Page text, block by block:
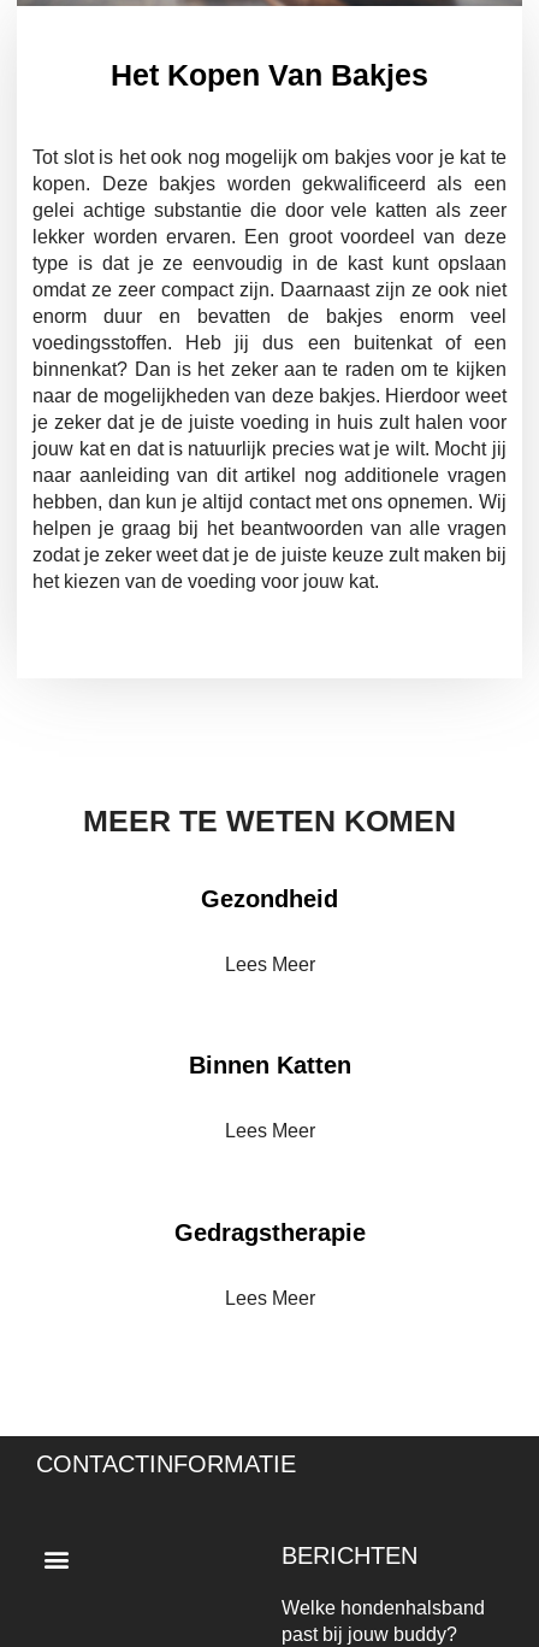
Het Kopen Van Bakjes
Tot slot is het ook nog mogelijk om bakjes voor je kat te
kopen. Deze bakjes worden gekwalificeerd als een
gelei achtige substantie die door vele katten als zeer
lekker worden ervaren. Een groot voordeel van deze
type is dat je ze eenvoudig in de kast kunt opslaan
omdat ze zeer compact zijn. Daarnaast zijn ze ook niet
enorm duur en bevatten de bakjes enorm veel
voedingsstoffen. Heb jij dus een buitenkat of een
binnenkat? Dan is het zeker aan te raden om te kijken
naar de mogelijkheden van deze bakjes. Hierdoor weet
je zeker dat je de juiste voeding in huis zult halen voor
jouw kat en dat is natuurlijk precies wat je wilt. Mocht jij
naar aanleiding van dit artikel nog additionele vragen
hebben, dan kun je altijd contact met ons opnemen. Wij
helpen je graag bij het beantwoorden van alle vragen
zodat je zeker weet dat je de juiste keuze zult maken bij
het kiezen van de voeding voor jouw kat.
MEER TE WETEN KOMEN
Gezondheid
Lees Meer
Binnen Katten
Lees Meer
Gedragstherapie
Lees Meer
CONTACTINFORMATIE
BERICHTEN
Welke hondenhalsband
past bij jouw buddy?